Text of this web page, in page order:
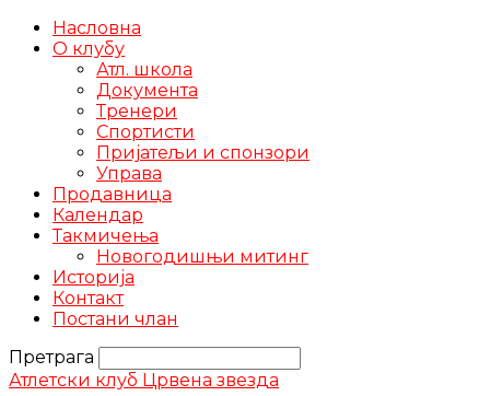
Насловна
О клубу
Атл. школа
Документа
Тренери
Спортисти
Пријатељи и спонзори
Управа
Продавница
Календар
Такмичења
Новогодишњи митинг
Историја
Контакт
Постани члан
Претрага
Атлетски клуб Црвена звезда